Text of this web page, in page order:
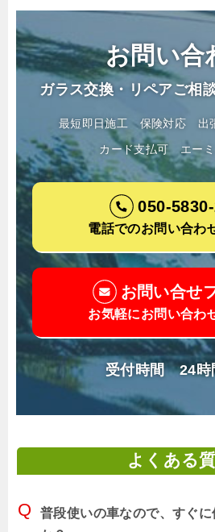
お問い合
ガラス交換・リペアご相
最短即日施工 保険対応 出
カード支払可
エー
050-
電話でのお問い合わ
お問い合せ
お気軽にお問い合わ
受付時間 24時
よくある
普段使いの車なので、すぐ